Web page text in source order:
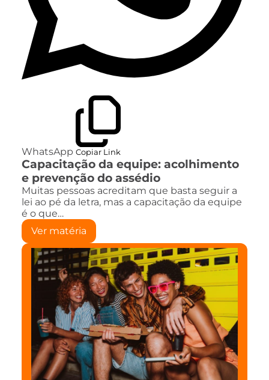
WhatsApp Copiar Link
Capacitação da equipe: acolhimento
e prevenção do assédio
Muitas pessoas acreditam que basta seguir a
lei ao pé da letra, mas a capacitação da equipe
é o que…
Ver matéria